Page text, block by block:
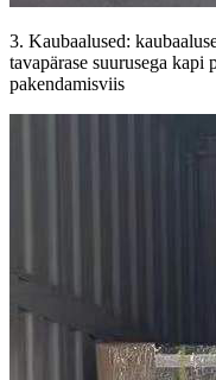
3. Kaubaalused:
tavapärase suurusega kapi
pakendamisviis